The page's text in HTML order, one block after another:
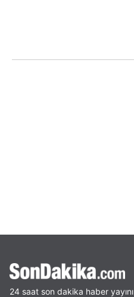
24 saat son dakika haber yayını